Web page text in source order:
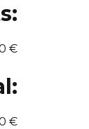
€
€